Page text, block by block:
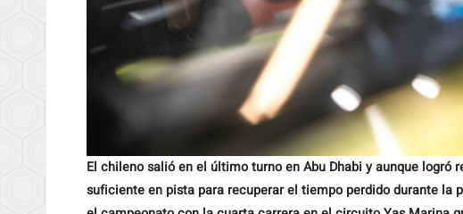
El chileno salió en el último turno en Abu Dhabi y aunque logró
suficiente en pista para recuperar el tiempo perdido durante la